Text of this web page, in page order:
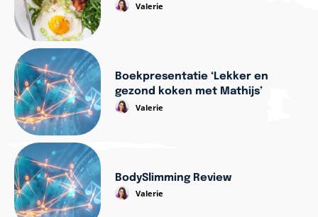
Valerie
Boekpresentatie ‘Lekker en
gezond koken met Mathijs’
Valerie
BodySlimming Review
Valerie